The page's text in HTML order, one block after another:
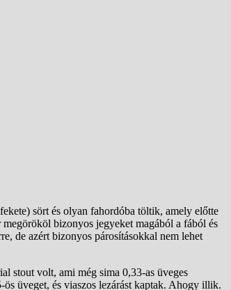
sört és olyan fahordóba töltik, amely előtte
bizonyos jegyeket magából a fából és
de azért bizonyos párosításokkal nem lehet
stout volt, ami még sima 0,33-as üveges
üveget, és viaszos lezárást kaptak. Ahogy illik.